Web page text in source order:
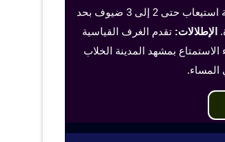
تناسب هذه الغرف الفرد أو الزوجين، مع إمكانية استيعاب حتى 2 إلى 3 ضيوف بحد
الإطلالات: تقدم الغرف القياسية
بمشهد المدينة الخلاب
المساء.